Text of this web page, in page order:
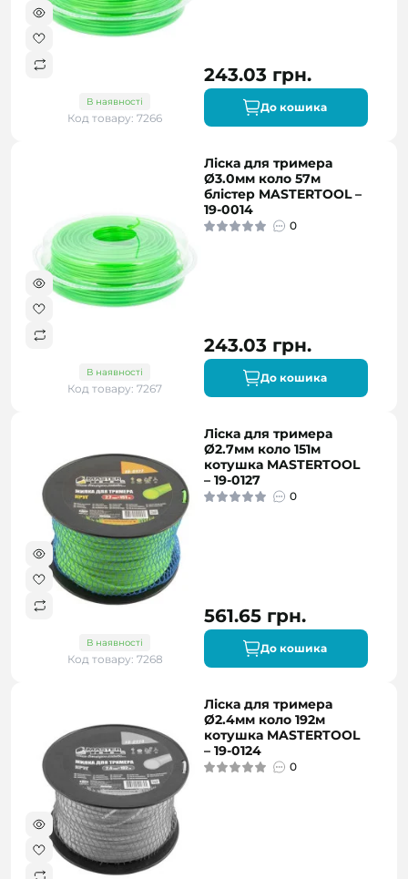
В наявності
Код товару: 7266
243.03 грн.
До кошика
В наявності
Код товару: 7267
Ліска для тримера
Ø3.0мм коло 57м
блістер MASTERTOOL –
19-0014
0
243.03 грн.
До кошика
В наявності
Код товару: 7268
Ліска для тримера
Ø2.7мм коло 151м
котушка MASTERTOOL
– 19-0127
0
561.65 грн.
До кошика
Ліска для тримера
Ø2.4мм коло 192м
котушка MASTERTOOL
– 19-0124
0